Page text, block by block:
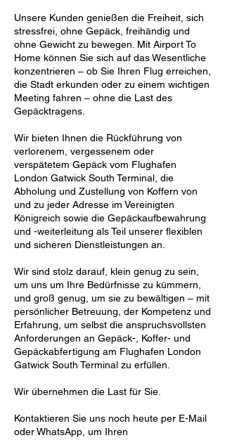
Unsere Kunden genießen die Freiheit, sich
stressfrei, ohne Gepäck, freihändig und
ohne Gewicht zu bewegen. Mit Airport To
Home können Sie sich auf das Wesentliche
konzentrieren – ob Sie Ihren Flug erreichen,
die Stadt erkunden oder zu einem wichtigen
Meeting fahren – ohne die Last des
Gepäcktragens.
Wir bieten Ihnen die Rückführung von
verlorenem, vergessenem oder
verspätetem Gepäck vom Flughafen
London Gatwick South Terminal, die
Abholung und Zustellung von Koffern von
und zu jeder Adresse im Vereinigten
Königreich sowie die Gepäckaufbewahrung
und -weiterleitung als Teil unserer flexiblen
und sicheren Dienstleistungen an.
Wir sind stolz darauf, klein genug zu sein,
um uns um Ihre Bedürfnisse zu kümmern,
und groß genug, um sie zu bewältigen – mit
persönlicher Betreuung, der Kompetenz und
Erfahrung, um selbst die anspruchsvollsten
Anforderungen an Gepäck-, Koffer- und
Gepäckabfertigung am Flughafen London
Gatwick South Terminal zu erfüllen.
Wir übernehmen die Last für Sie.
Kontaktieren Sie uns noch heute per E-Mail
oder WhatsApp, um Ihren